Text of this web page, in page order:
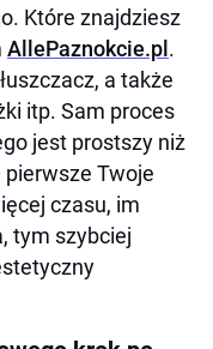
Które znajdziesz
AllePaznokcie.pl.
a także
itp. Sam proces
jest prostszy niż
pierwsze Twoje
czasu, im
tym szybciej